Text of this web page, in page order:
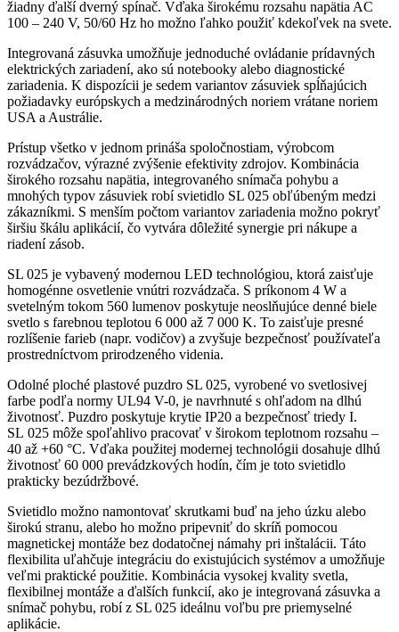
žiadny ďalší dverný spínač. Vďaka širokému rozsahu napätia AC
100 – 240 V, 50/60 Hz ho možno ľahko použiť kdekoľvek na svete.
Integrovaná zásuvka umožňuje jednoduché ovládanie prídavných
elektrických zariadení, ako sú notebooky alebo diagnostické
zariadenia. K dispozícii je sedem variantov zásuviek spĺňajúcich
požiadavky európskych a medzinárodných noriem vrátane noriem
USA a Austrálie.
Prístup všetko v jednom prináša spoločnostiam, výrobcom
rozvádzačov, výrazné zvýšenie efektivity zdrojov. Kombinácia
širokého rozsahu napätia, integrovaného snímača pohybu a
mnohých typov zásuviek robí svietidlo SL 025 obľúbeným medzi
zákazníkmi. S menším počtom variantov zariadenia možno pokryť
širšiu škálu aplikácií, čo vytvára dôležité synergie pri nákupe a
riadení zásob.
SL 025 je vybavený modernou LED technológiou, ktorá zaisťuje
homogénne osvetlenie vnútri rozvádzača. S príkonom 4 W a
svetelným tokom 560 lumenov poskytuje neoslňujúce denné biele
svetlo s farebnou teplotou 6 000 až 7 000 K. To zaisťuje presné
rozlíšenie farieb (napr. vodičov) a zvyšuje bezpečnosť používateľa
prostredníctvom prirodzeného videnia.
Odolné ploché plastové puzdro SL 025, vyrobené vo svetlosivej
farbe podľa normy UL94 V-0, je navrhnuté s ohľadom na dlhú
životnosť. Puzdro poskytuje krytie IP20 a bezpečnosť triedy I.
SL 025 môže spoľahlivo pracovať v širokom teplotnom rozsahu –
40 až +60 °C. Vďaka použitej modernej technológii dosahuje dlhú
životnosť 60 000 prevádzkových hodín, čím je toto svietidlo
prakticky bezúdržbové.
Svietidlo možno namontovať skrutkami buď na jeho úzku alebo
širokú stranu, alebo ho možno pripevniť do skríň pomocou
magnetickej montáže bez dodatočnej námahy pri inštalácii. Táto
flexibilita uľahčuje integráciu do existujúcich systémov a umožňuje
veľmi praktické použitie. Kombinácia vysokej kvality svetla,
flexibilnej montáže a ďalších funkcií, ako je integrovaná zásuvka a
snímač pohybu, robí z SL 025 ideálnu voľbu pre priemyselné
aplikácie.